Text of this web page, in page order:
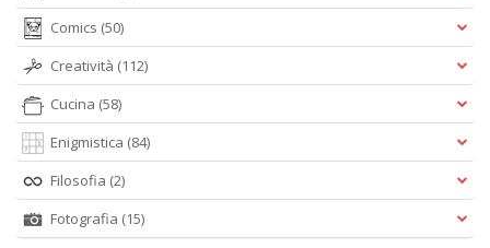
Comics (50)
Creatività (112)
Cucina (58)
Enigmistica (84)
Filosofia (2)
Fotografia (15)